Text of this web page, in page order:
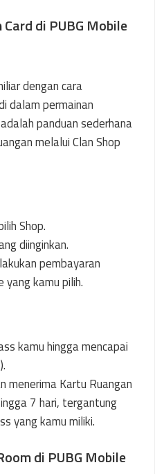
di PUBG Mobile
dengan cara
dalam permainan
panduan sederhana
melalui Clan Shop
Shop.
diinginkan.
pembayaran
kamu pilih.
kamu hingga mencapai
menerima Kartu Ruangan
7 hari, tergantung
yang kamu miliki.
di PUBG Mobile